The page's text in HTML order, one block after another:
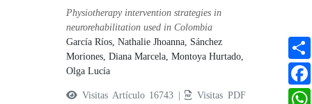
Physiotherapy intervention strategies in
neurorehabilitation used in Colombia
García Ríos, Nathalie Jhoanna, Sánchez
Moriones, Diana Marcela,Montoya Hurtado,
Olga Lucía
Visitas Artículo 16743 |
Visitas PDF